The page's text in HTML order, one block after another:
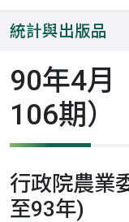
統計與出版品
90年4月
106期）
行政院農業
至93年)